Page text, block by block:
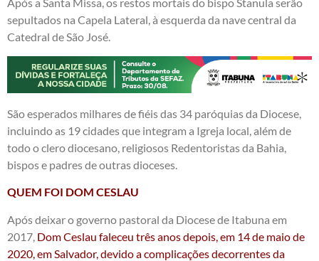
sepultados na Capela Lateral, à esquerda da nave central da
Catedral de São José.
São esperados milhares de fiéis das 34 paróquias da Diocese,
incluindo as 19 cidades que integram a Igreja local, além de
todo o clero diocesano, religiosos Redentoristas da Bahia,
bispos e padres de outras dioceses.
QUEM FOI DOM CESLAU
Após deixar o governo pastoral da Diocese de Itabuna em
2017, Dom Ceslau faleceu três anos depois, em 14 de maio de
2020, em Salvador, devido a complicações decorrentes da